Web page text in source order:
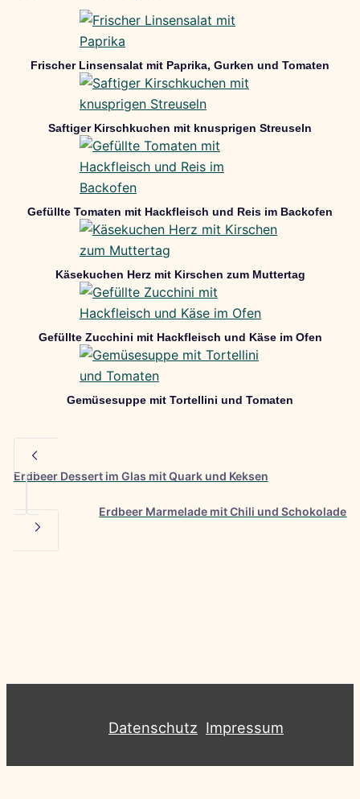
Frischer Linsensalat mit Paprika, Gurken und Tomaten
Saftiger Kirschkuchen mit knusprigen Streuseln
Gefüllte Tomaten mit Hackfleisch und Reis im Backofen
Käsekuchen Herz mit Kirschen zum Muttertag
Gefüllte Zucchini mit Hackfleisch und Käse im Ofen
Gemüsesuppe mit Tortellini und Tomaten
Erdbeer Dessert im Glas mit Quark und Keksen
Erdbeer Marmelade mit Chili und Schokolade
Datenschutz Impressum